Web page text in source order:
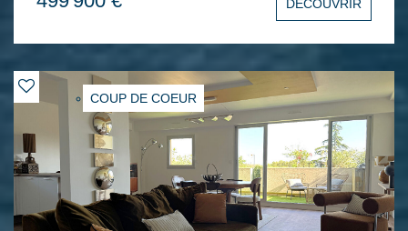
places de parking privatives en sous-sol. Bâtiments
DÉCOUVRIR
COUP DE COEUR